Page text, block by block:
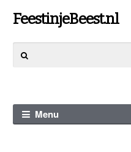
Ga
naar
navigatie
Ga
naar
de
FeestinjeBeest.nl
naar:
Menu